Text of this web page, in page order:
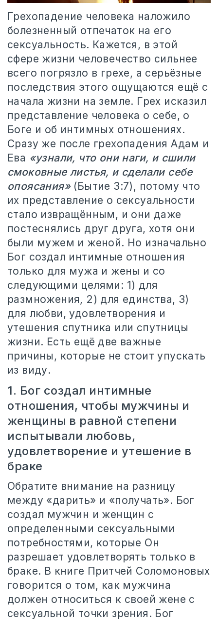
Грехопадение человека наложило
болезненный отпечаток на его
сексуальность. Кажется, в этой
сфере жизни человечество сильнее
всего погрязло в грехе, а серьёзные
последствия этого ощущаются ещё с
начала жизни на земле. Грех исказил
представление человека о себе, о
Боге и об интимных отношениях.
Сразу же после грехопадения Адам и
Ева «узнали, что они наги, и сшили
смоковные листья, и сделали себе
опоясания»(Бытие 3:7), потому что
их представление о сексуальности
стало извращённым, и они даже
постеснялись друг друга, хотя они
были мужем и женой. Но изначально
Бог создал интимные отношения
только для мужа и жены и со
следующими целями: 1) для
размножения, 2) для единства, 3)
для любви, удовлетворения и
утешения спутника или спутницы
жизни. Есть ещё две важные
причины, которые не стоит упускать
из виду.
1. Бог создал интимные
отношения, чтобы мужчины и
женщины в равной степени
испытывали любовь,
удовлетворение и утешение в
браке
Обратите внимание на разницу
между «дарить» и «получать». Бог
создал мужчин и женщин с
определенными сексуальными
потребностями, которые Он
разрешает удовлетворять только в
браке. В книге Притчей Соломоновых
говорится о том, как мужчина
должен относиться к своей жене с
сексуальной точки зрения. Бог